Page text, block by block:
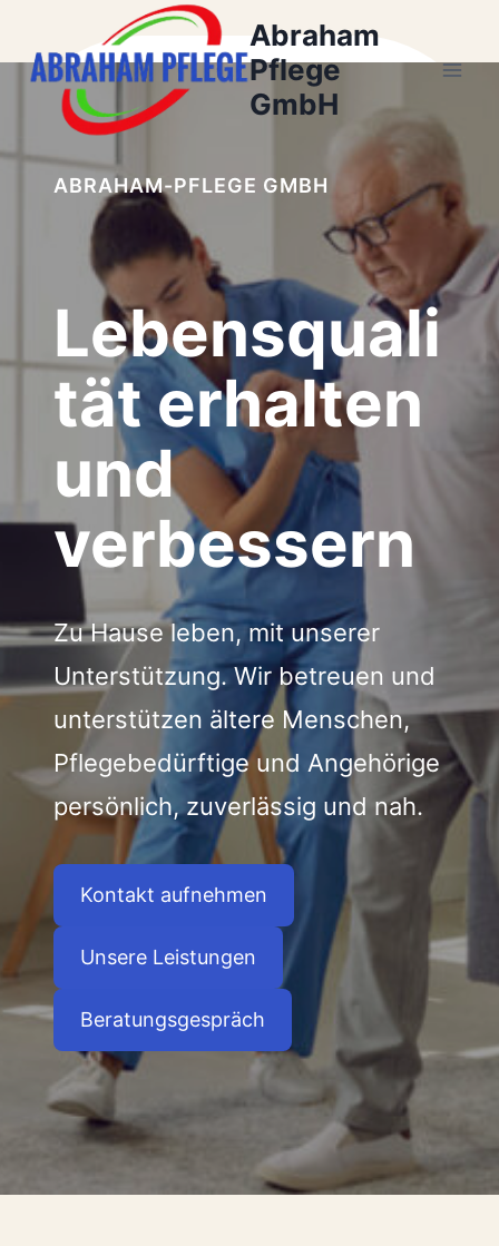
springen
Abraham
Pflege
GmbH
ABRAHAM-PFLEGE GMBH
Lebensquali
tät erhalten
und
verbessern
Zu Hause leben, mit unserer
Unterstützung. Wir betreuen und
unterstützen ältere Menschen,
Pflegebedürftige und Angehörige
persönlich, zuverlässig und nah.
Kontakt aufnehmen
Unsere Leistungen
Beratungsgespräch